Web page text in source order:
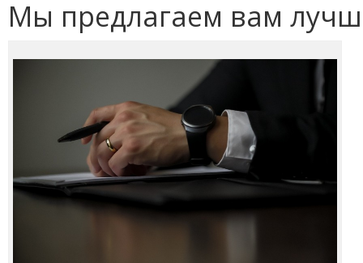
Мы предлагаем вам